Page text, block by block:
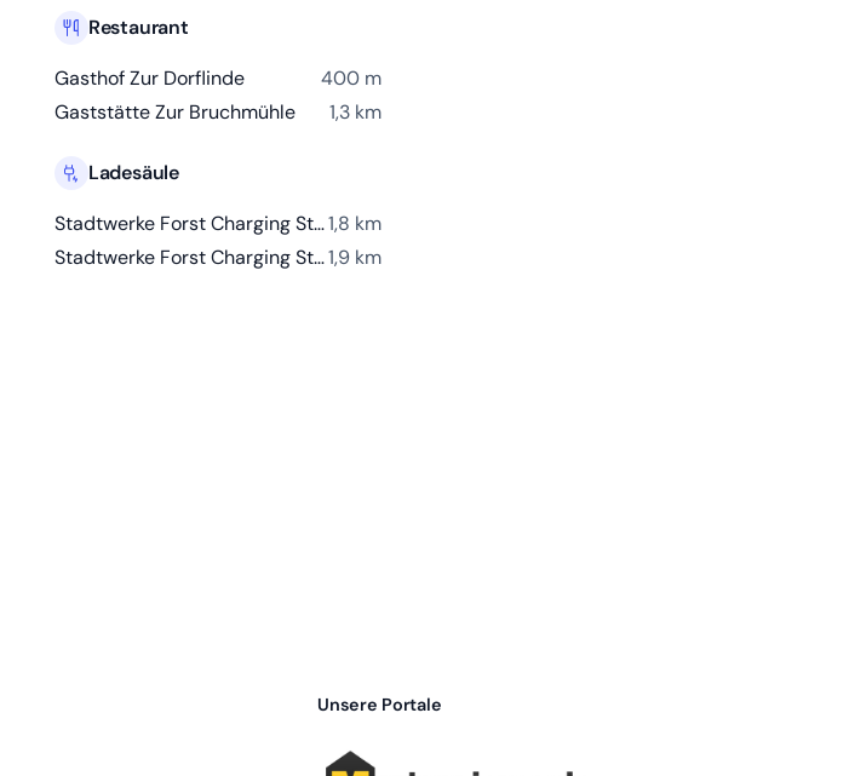
Restaurant
Gasthof Zur Dorflinde
400 m
Gaststätte Zur Bruchmühle
1,3 km
Ladesäule
Stadtwerke Forst Charging Station1,8 km
Stadtwerke Forst Charging Station1,9 km
Unsere Portale